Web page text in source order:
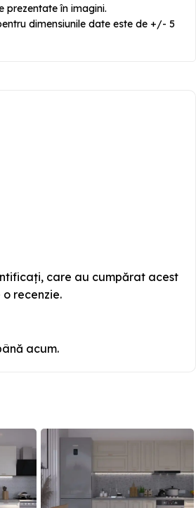
prezentate în imagini.
dimensiunile date este de +/- 5
acum.
care au cumpărat acest
o recenzie.